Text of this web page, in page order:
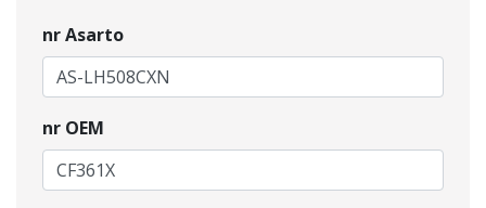
nr Asarto
nr OEM